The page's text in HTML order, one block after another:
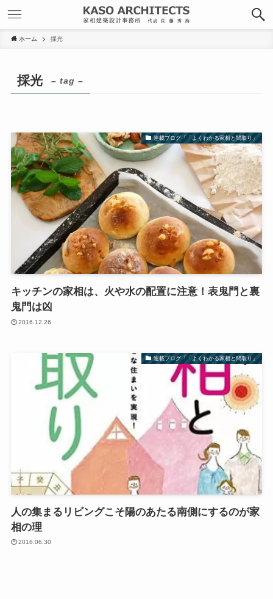
ホーム 採光
採光 – tag –
連載ブログ「「よくわかる家相と間取り」
キッチンの家相は、火や水の配置に注意！表鬼門と裏
鬼門は凶
2016.12.26
連載ブログ「「よくわかる家相と間取り」
人の集まるリビングこそ陽のあたる南側にするのが家
相の理
2016.06.30